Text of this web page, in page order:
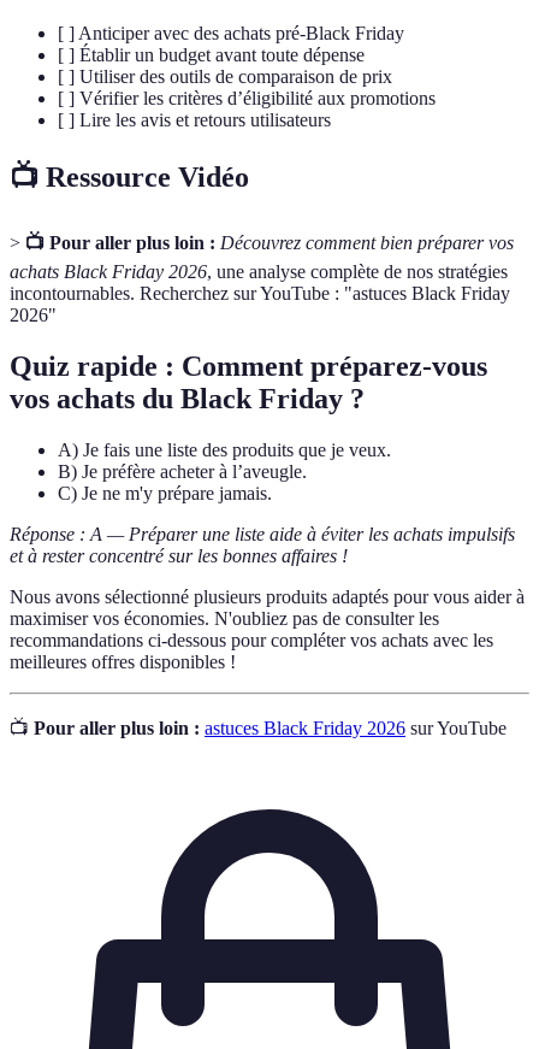
[ ] Anticiper avec des achats pré-Black Friday
[ ] Établir un budget avant toute dépense
[ ] Utiliser des outils de comparaison de prix
[ ] Vérifier les critères d’éligibilité aux promotions
[ ] Lire les avis et retours utilisateurs
📺 Ressource Vidéo
> 📺 Pour aller plus loin : Découvrez comment bien préparer vos
achats Black Friday 2026, une analyse complète de nos stratégies
incontournables. Recherchez sur YouTube : "astuces Black Friday
2026"
Quiz rapide : Comment préparez-vous
vos achats du Black Friday ?
A) Je fais une liste des produits que je veux.
B) Je préfère acheter à l’aveugle.
C) Je ne m'y prépare jamais.
Réponse : A — Préparer une liste aide à éviter les achats impulsifs
et à rester concentré sur les bonnes affaires !
Nous avons sélectionné plusieurs produits adaptés pour vous aider à
maximiser vos économies. N'oubliez pas de consulter les
recommandations ci-dessous pour compléter vos achats avec les
meilleures offres disponibles !
📺 Pour aller plus loin : astuces Black Friday 2026 sur YouTube